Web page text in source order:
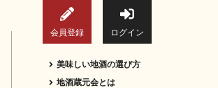
会員登録 ログイン
美味しい地酒の選び方
地酒蔵元会とは